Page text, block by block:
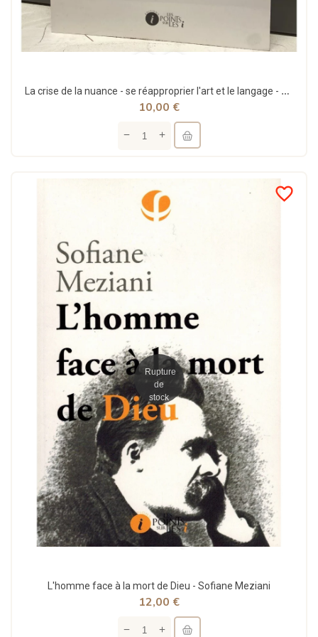
La crise de la nuance - se réapproprier l'art et le langage - Abderrahim Bouzelmate
10,00 €
favorite_border
Rupture
de
stock
L'homme face à la mort de Dieu - Sofiane Meziani
12,00 €